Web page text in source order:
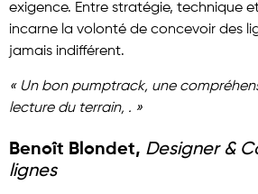
exigence. Entre stratégie, technique
incarne la volonté de concevoir des
jamais indifférent.
« Un bon pumptrack, une
lecture du terrain, . »
Benoît Blondet, Designer &
lignes